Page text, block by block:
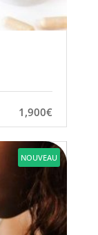
1,900€
NOUVEAU